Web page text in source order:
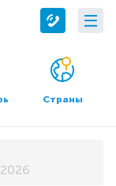
и реквизиты
Страны